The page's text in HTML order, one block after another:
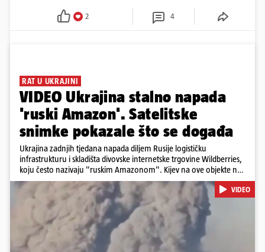
2 4
RAT U UKRAJINI
VIDEO Ukrajina stalno napada
'ruski Amazon'. Satelitske
snimke pokazale što se događa
Ukrajina zadnjih tjedana napada diljem Rusije logističku
infrastrukturu i skladišta divovske internetske trgovine Wildberries,
koju često nazivaju "ruskim Amazonom". Kijev na ove objekte ne
gleda samo kao na obična trgovačka skladišta, već tvrdi da ih ruske
snage koriste i za vojne potrebe, odnosno za skladištenje i
distribuciju dijelova za dronove i druge opreme koja se koristi u
ratu. S druge strane, napadi služe i kao izravan odgovor na ruska
bombardiranja ukrajinske poštanske i logističke infrastrukture te
kao način da se ekonomske posljedice rata prenesu dublje na ruski
teritorij i približe običnim građanima.
VIDEO